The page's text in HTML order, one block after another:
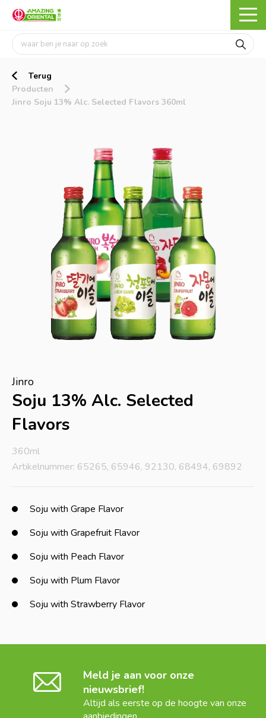
Terug
Producten
Jinro Soju 13% Alc. Selected Flavors 360ml
Jinro
Soju 13% Alc. Selected
Flavors
360ml
Artikelnummer: 65265, 65946, 92130, 68494, 69892
Soju with Grape Flavor
Soju with Grapefruit Flavor
Soju with Peach Flavor
Soju with Plum Flavor
Soju with Strawberry Flavor
Meld je aan voor onze
nieuwsbrief!
Altijd als eerste op de hoogte van onze